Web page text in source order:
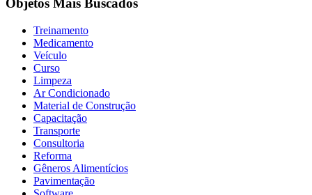
Objetos Mais Buscados
Treinamento
Medicamento
Veículo
Curso
Limpeza
Ar Condicionado
Material de Construção
Capacitação
Transporte
Consultoria
Reforma
Gêneros Alimentícios
Pavimentação